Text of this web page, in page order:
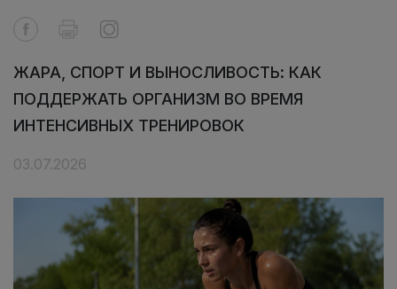
ЖАРА, СПОРТ И ВЫНОСЛИВОСТЬ: КАК
ПОДДЕРЖАТЬ ОРГАНИЗМ ВО ВРЕМЯ
ИНТЕНСИВНЫХ ТРЕНИРОВОК
03.07.2026